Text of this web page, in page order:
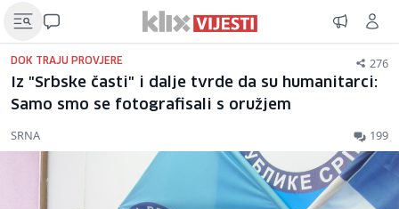
DOK TRAJU PROVJERE 276
Iz "Srbske časti" i dalje tvrde da su humanitarci:
Samo smo se fotografisali s oružjem
SRNA 199